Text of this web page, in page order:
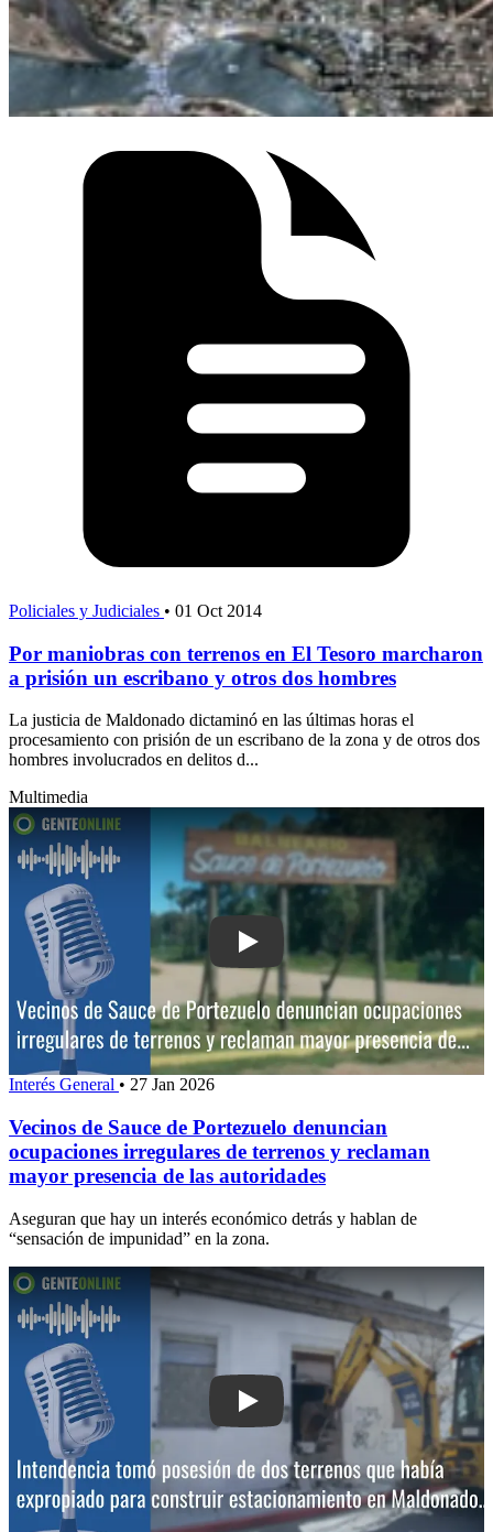
Policiales y Judiciales • 01 Oct 2014
Por maniobras con terrenos en El Tesoro marcharon
a prisión un escribano y otros dos hombres
La justicia de Maldonado dictaminó en las últimas horas el
procesamiento con prisión de un escribano de la zona y de otros dos
hombres involucrados en delitos d...
Multimedia
Play: Vecinos de Sauce de
Interés General • 27 Jan 2026
Vecinos de Sauce de Portezuelo denuncian
ocupaciones irregulares de terrenos y reclaman
mayor presencia de las autoridades
Aseguran que hay un interés económico detrás y hablan de
“sensación de impunidad” en la zona.
Play: Intendencia tomó posesión de